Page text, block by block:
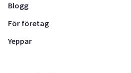
Blogg
För företag
Yeppar